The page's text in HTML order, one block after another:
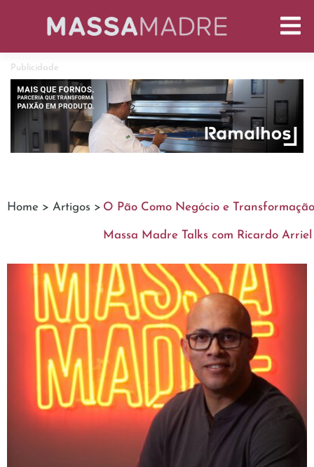
Publicidade
Home > Artigos > O Pão Como Negócio e
Massa Madre Talks com Ricardo